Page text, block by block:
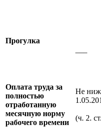
Прогулка
Оплата труда за
полностью
отработанную
месячную норму
рабочего времени
Не
(ч. 2.